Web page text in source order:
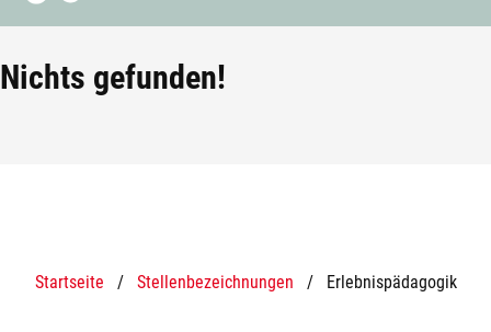
Nichts gefunden!
Startseite / Stellenbezeichnungen / Erlebnispädagogik